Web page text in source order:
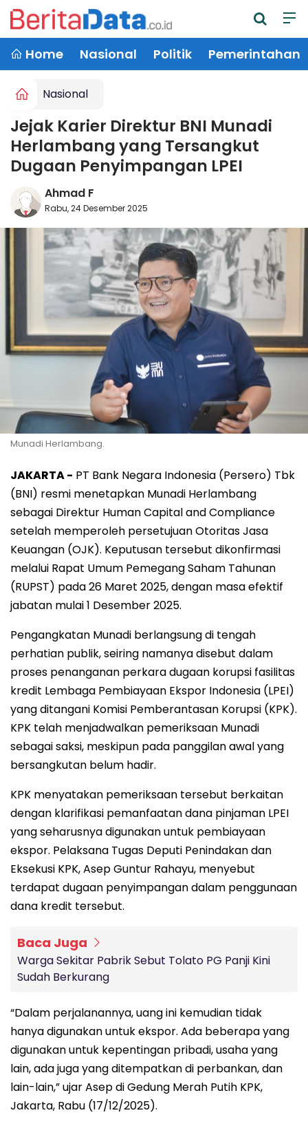
Home Nasional Politik Pemerintahan
Nasional
Jejak Karier Direktur BNI Munadi
Herlambang yang Tersangkut
Dugaan Penyimpangan LPEI
Ahmad F
Rabu, 24 Desember 2025
Munadi Herlambang.
JAKARTA - PT Bank Negara Indonesia (Persero) Tbk
(BNI) resmi menetapkan Munadi Herlambang
sebagai Direktur Human Capital and Compliance
setelah memperoleh persetujuan Otoritas Jasa
Keuangan (OJK). Keputusan tersebut dikonfirmasi
melalui Rapat Umum Pemegang Saham Tahunan
(RUPST) pada 26 Maret 2025, dengan masa efektif
jabatan mulai 1 Desember 2025.
Pengangkatan Munadi berlangsung di tengah
perhatian publik, seiring namanya disebut dalam
proses penanganan perkara dugaan korupsi fasilitas
kredit Lembaga Pembiayaan Ekspor Indonesia (LPEI)
yang ditangani Komisi Pemberantasan Korupsi (KPK).
KPK telah menjadwalkan pemeriksaan Munadi
sebagai saksi, meskipun pada panggilan awal yang
bersangkutan belum hadir.
KPK menyatakan pemeriksaan tersebut berkaitan
dengan klarifikasi pemanfaatan dana pinjaman LPEI
yang seharusnya digunakan untuk pembiayaan
ekspor. Pelaksana Tugas Deputi Penindakan dan
Eksekusi KPK, Asep Guntur Rahayu, menyebut
terdapat dugaan penyimpangan dalam penggunaan
dana kredit tersebut.
Baca Juga
Warga Sekitar Pabrik Sebut Tolato PG Panji Kini
Sudah Berkurang
“Dalam perjalanannya, uang ini kemudian tidak
hanya digunakan untuk ekspor. Ada beberapa yang
digunakan untuk kepentingan pribadi, usaha yang
lain, ada juga yang ditempatkan di perbankan, dan
lain-lain,” ujar Asep di Gedung Merah Putih KPK,
Jakarta, Rabu (17/12/2025).